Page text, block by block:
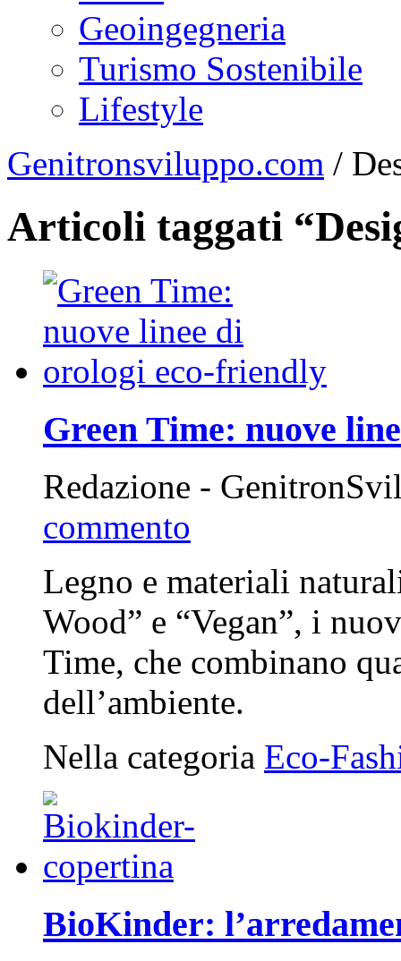
Geoingegneria
Turismo Sostenibile
Lifestyle
Genitronsviluppo.com /
Articoli taggati
Green Time: nuove
Redazione -
commento
Legno e materiali
Wood” e “Vegan”, i
Time, che combinano
dell’ambiente.
Nella categoria Eco-
BioKinder: